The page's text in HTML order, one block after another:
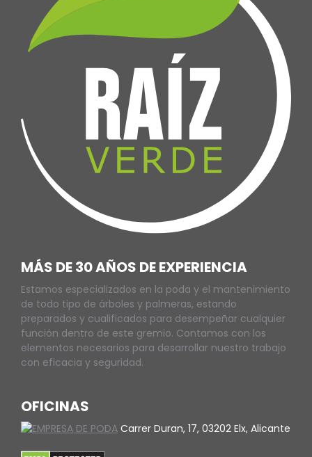
MÁS DE 30 AÑOS DE EXPERIENCIA
Estamos especializados en la poda y el mantenimiento
de todo tipo de árboles y palmeras, estando
preparados y cualificados para desempeñar cualquier
función dentro de este gremio. Contamos con los
elementos necesarios para desarrollar nuestro trabajo
con eficacia y seguridad.
OFICINAS
Carrer Duran, 17, 03202 Elx, Alicante